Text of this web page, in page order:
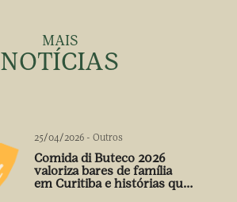
MAIS
NOTÍCIAS
25/04/2026 - Outros
Comida di Buteco 2026
valoriza bares de família
em Curitiba e histórias que